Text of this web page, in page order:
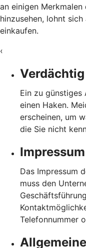
an einigen Merkmalen
hinzusehen, lohnt
einkaufen.
‹
Ein zu
einen Haken.
erscheinen, um
die Sie nicht
Impressum
Das Impressum
muss den
Telefonnummer
Allgemeine